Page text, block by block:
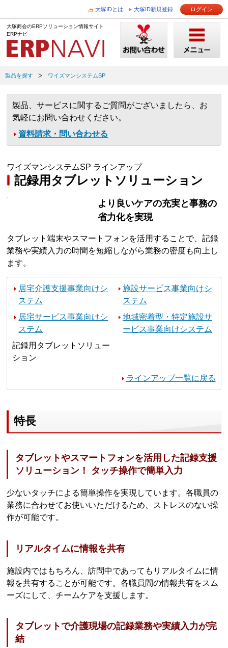
大塚IDとは 大塚ID新規登録 ログイン
大塚商会のERPソリューション情報サイト
ERPナビ
製品を探す ワイズマンシステムSP
製品、サービスに関するご質問がございましたら、お
気軽にお問い合わせください。
資料請求・問い合わせる
ワイズマンシステムSP ラインアップ
記録用タブレットソリューション
より良いケアの充実と事務の
省力化を実現
タブレット端末やスマートフォンを活用することで、記録
業務や実績入力の時間を短縮しながら業務の密度も向上し
ます。
居宅介護支援事業向けシ
ステム
施設サービス事業向けシ
ステム
居宅サービス事業向けシ
ステム
地域密着型・特定施設サ
ービス事業向けシステム
記録用タブレットソリュー
ション
ラインアップ一覧に戻る
特長
タブレットやスマートフォンを活用した記録支援
ソリューション！ タッチ操作で簡単入力
少ないタッチによる簡単操作を実現しています。各職員の
業務に合わせてお使いいただけるため、ストレスのない操
作が可能です。
リアルタイムに情報を共有
施設内ではもちろん、訪問中であってもリアルタイムに情
報を共有することが可能です。各職員間の情報共有をスム
ーズにして、チームケアを支援します。
タブレットで介護現場の記録業務や実績入力が完
結